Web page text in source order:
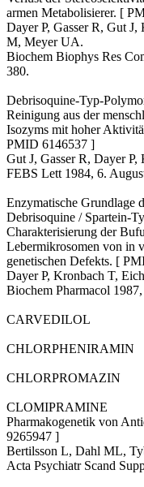
armen Metabolisierer. [
Dayer P, Gasser R, Gut
M, Meyer UA.
Biochem Biophys Res
380.
Debrisoquine-Typ-
Reinigung aus der
Isozyms mit hoher
PMID 6146537 ]
Gut J, Gasser R, Dayer
FEBS Lett 1984, 6.
Enzymatische Grundlage
Debrisoquine / Spartein-
Charakterisierung der
Lebermikrosomen von in
genetischen Defekts. [
Dayer P, Kronbach T,
Biochem Pharmacol
CARVEDILOL
CHLORPHENIRAMIN
CHLORPROMAZIN
CLOMIPRAMINE
Pharmakogenetik von
9265947 ]
Bertilsson L, Dahl ML,
Acta Psychiatr Scand